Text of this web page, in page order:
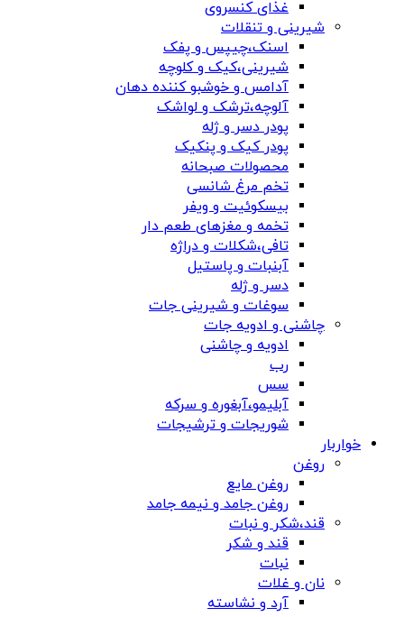
غذای کنسروی
شیرینی و تنقلات
اسنک،چیپس و پفک
شیرینی،کیک و کلوچه
آدامس و خوشبو کننده دهان
آلوچه،ترشک و لواشک
پودر دسر و ژله
پودر کیک و پنکیک
محصولات صبحانه
تخم مرغ شانسی
بیسکوئیت و ویفر
تخمه و مغزهای طعم دار
تافی،شکلات و دراژه
آبنبات و پاستیل
دسر و ژله
سوغات و شیرینی جات
چاشنی و ادویه جات
ادویه و چاشنی
رب
سس
آبلیمو،آبغوره و سرکه
شوریجات و ترشیجات
خواربار
روغن
روغن مایع
روغن جامد و نیمه جامد
قند،شکر و نبات
قند و شکر
نبات
نان و غلات
آرد و نشاسته